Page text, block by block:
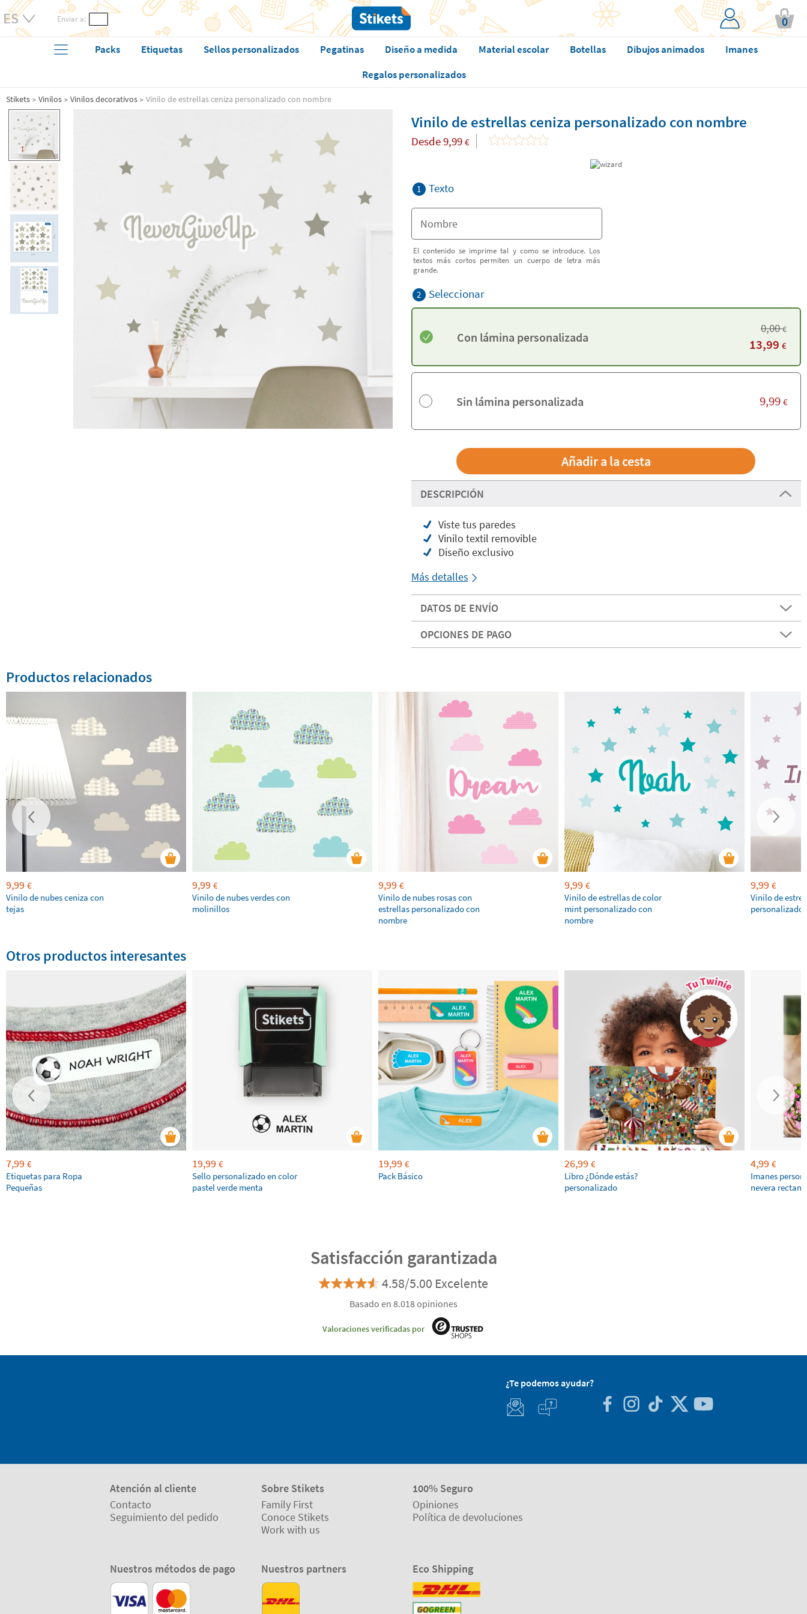
Enviar a: 0
Packs Etiquetas Sellos personalizados Pegatinas Diseño a medida Material escolar Botellas Dibujos animados
Imanes
Regalos personalizados
Stikets Vinilos Vinilos decorativos Vinilo de estrellas ceniza personalizado con nombre
Vinilo de estrellas ceniza personalizado con nombre
Desde9,99 €
1 Texto
El contenido se imprime tal y como se introduce. Los
textos más cortos permiten un cuerpo de letra más
grande.
2 Seleccionar
Con lámina personalizada
0,00€
13,99 €
Sin lámina personalizada 9,99 €
DESCRIPCIÓN
Viste tus paredes
Vinilo textil removible
Diseño exclusivo
Más detalles
DATOS DE ENVÍO
OPCIONES DE PAGO
Productos relacionados
9,99 €
Vinilo de nubes ceniza con
tejas
9,99 €
Vinilo de nubes verdes con
molinillos
9,99 €
Vinilo de nubes rosas con
estrellas personalizado con
nombre
9,99 €
Vinilo de estrellas de color
mint personalizado con
nombre
9,99 €
Vinilo de
personalizado
Otros productos interesantes
7,99 €
Etiquetas para Ropa
Pequeñas
19,99 €
Sello personalizado en color
pastel verde menta
19,99 €
Pack Básico
26,99 €
Libro ¿Dónde estás?
personalizado
4,99 €
Imanes
nevera
Satisfacción garantizada
4.58/5.00 Excelente
Basado en 8.018 opiniones
Valoraciones verificadas por
¿Te podemos ayudar?
Atención al cliente
Contacto
Seguimiento del pedido
Sobre Stikets
Family First
Conoce Stikets
Work with us
100% Seguro
Opiniones
Política de devoluciones
Nuestros métodos de pago Nuestros partners Eco Shipping